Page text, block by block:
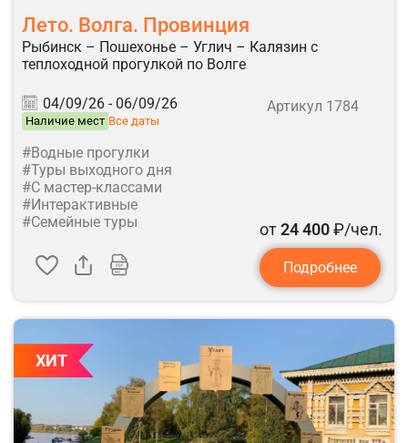
Лето. Волга. Провинция
Рыбинск – Пошехонье – Углич – Калязин с
теплоходной прогулкой по Волге
04/09/26 - 06/09/26
Наличие мест Все даты
Артикул 1784
#Водные прогулки
#Туры выходного дня
#С мастер-классами
#Интерактивные
#Семейные туры
от24 400₽/чел.
Подробнее
ХИТ